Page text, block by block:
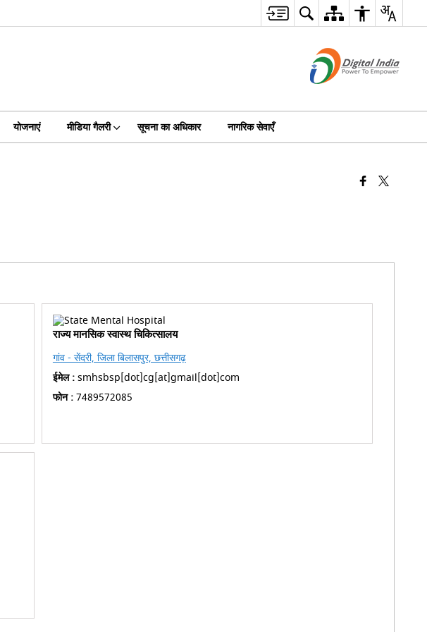
योजनाएं मीडिया गैलरी सूचना का अधिकार नागरिक सेवाएँ
राज्य मानसिक स्वास्थ चिकित्सालय
गांव - सेंदरी, जिला बिलासपुर, छत्तीसगढ़
ईमेल :smhsbsp[dot]cg[at]gmail[dot]com
फोन :7489572085